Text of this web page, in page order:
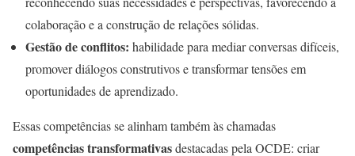
colaboração e a construção de relações sólidas.
Gestão de conflitos: habilidade para mediar conversas difíceis,
promover diálogos construtivos e transformar tensões em
oportunidades de aprendizado.
Essas competências se alinham também às chamadas
competências transformativasdestacadas pela OCDE: criar